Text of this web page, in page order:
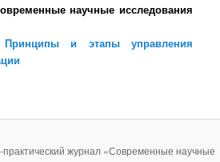
научные исследования
и этапы управления
журнал «Современные научные